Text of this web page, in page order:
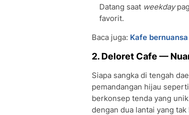
Datang saat weekday
favorit.
Baca juga: Kafe
2. Deloret Cafe —
Siapa sangka di tengah
pemandangan hijau
berkonsep tenda yang
dengan dua lantai yang